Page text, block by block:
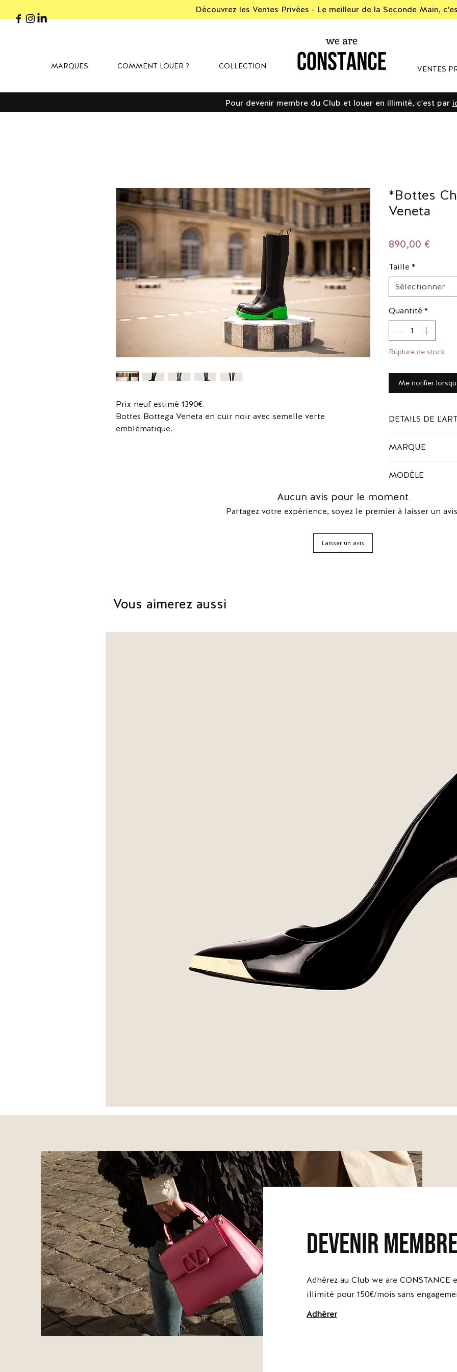
Découvrez les Ventes Privées - Le meilleur de la Seconde Main,
MARQUES COMMENT LOUER ? COLLECTION VENTES
Pour devenir membre du Club et louer en illimité, c'est par
Prix neuf estimé 1390€.
Bottes Bottega Veneta en cuir noir avec semelle verte
emblématique.
*Bottes
Veneta
890,00 €
Taille *
Sélectionner
Quantité *
Rupture de stock
Me notifier
DETAILS DE
Couleur : noir
MARQUE
à Vicenza, en Italie.
en popularité grâce
de modèles aux
MODÈLE
Bottega Veneta bottes
Aucun avis pour le moment
Partagez votre expérience, soyez le premier à laisser un
Laisser un avis
Vous aimerez aussi
Brune
devenir membre
Adhérez au Club we are CONSTANCE
illimité pour 150€/mois sans
Adhérer